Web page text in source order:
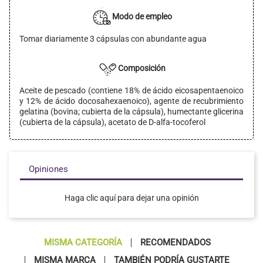
Modo de empleo
Tomar diariamente 3 cápsulas con abundante agua
Composición
Aceite de pescado (contiene 18% de ácido eicosapentaenoico
y 12% de ácido docosahexaenoico), agente de recubrimiento
gelatina (bovina; cubierta de la cápsula), humectante glicerina
(cubierta de la cápsula), acetato de D-alfa-tocoferol
Opiniones
Haga clic aquí para dejar una opinión
MISMA CATEGORÍA
RECOMENDADOS
MISMA MARCA
TAMBIÉN PODRÍA GUSTARTE